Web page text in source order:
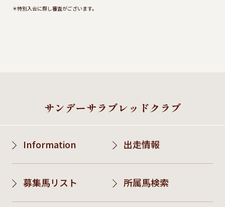
＊特別入会に際し審査がございます。
サンデーサラブレッドクラブ
Information 出走情報
募集馬リスト 所属馬検索